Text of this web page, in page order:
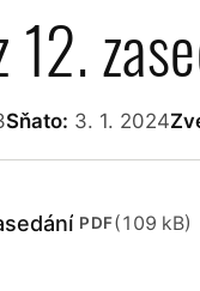
Sňato: 3. 1. 2024
PDF(109 kB)